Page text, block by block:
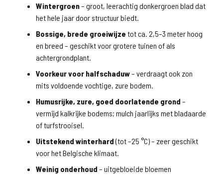
Wintergroen– groot, leerachtig donkergroen blad dat
het hele jaar door structuur biedt.
Bossige, brede groeiwijze tot ca. 2,5–3 meter hoog
en breed – geschikt voor grotere tuinen of als
achtergrondplant.
Voorkeur voor halfschaduw– verdraagt ook zon
mits voldoende vochtige, zure bodem.
Humusrijke, zure, goed doorlatende grond –
vermijd kalkrijke bodems; mulch jaarlijks met bladaarde
of turfstrooisel.
Uitstekend winterhard(tot –25 °C) – zeer geschikt
voor het Belgische klimaat.
Weinig onderhoud – uitgebloeide bloemen